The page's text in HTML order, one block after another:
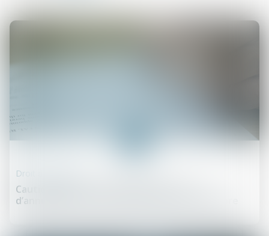
Cautionnement et disproportion : pas
d’annulation sans preuve solide du déséquilibre
Droit des sûretés